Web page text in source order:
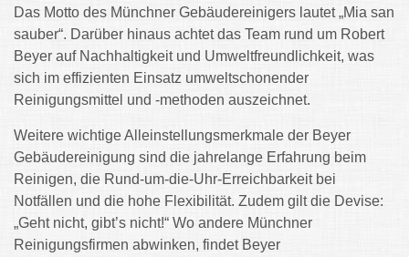
Das Motto des Münchner Gebäudereinigers lautet „Mia san
sauber“. Darüber hinaus achtet das Team rund um Robert
Beyer auf Nachhaltigkeit und Umweltfreundlichkeit, was
sich im effizienten Einsatz umweltschonender
Reinigungsmittel und -methoden auszeichnet.
Weitere wichtige Alleinstellungsmerkmale der Beyer
Gebäudereinigung sind die jahrelange Erfahrung beim
Reinigen, die Rund-um-die-Uhr-Erreichbarkeit bei
Notfällen und die hohe Flexibilität. Zudem gilt die Devise:
„Geht nicht, gibt’s nicht!“ Wo andere Münchner
Reinigungsfirmen abwinken, findet Beyer